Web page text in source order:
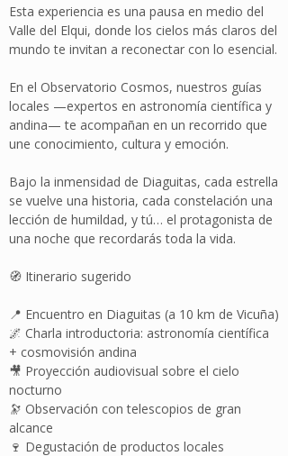
Esta experiencia es una pausa en medio del
Valle del Elqui, donde los cielos más claros del
mundo te invitan a reconectar con lo esencial.
En el Observatorio Cosmos, nuestros guías
locales —expertos en astronomía científica y
andina— te acompañan en un recorrido que
une conocimiento, cultura y emoción.
Bajo la inmensidad de Diaguitas, cada estrella
se vuelve una historia, cada constelación una
lección de humildad, y tú… el protagonista de
una noche que recordarás toda la vida.
🧭 Itinerario sugerido
📍 Encuentro en Diaguitas (a 10 km de Vicuña)
🌌 Charla introductoria: astronomía científica
+ cosmovisión andina
🎥 Proyección audiovisual sobre el cielo
nocturno
🔭 Observación con telescopios de gran
alcance
🍷 Degustación de productos locales